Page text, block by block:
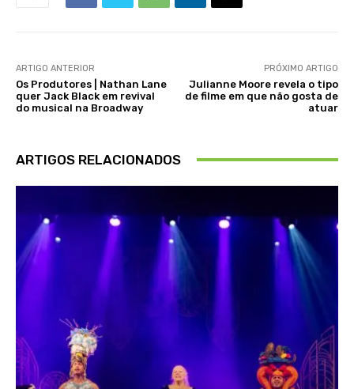
ARTIGO ANTERIOR
Os Produtores | Nathan Lane
quer Jack Black em revival
do musical na Broadway
PRÓXIMO ARTIGO
Julianne Moore revela o tipo
de filme em que não gosta de
atuar
ARTIGOS RELACIONADOS